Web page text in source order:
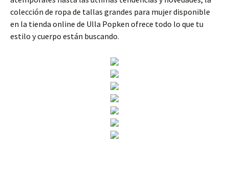
colección de ropa de tallas grandes para mujer disponible
en la tienda online de Ulla Popken ofrece todo lo que tu
estilo y cuerpo están buscando.